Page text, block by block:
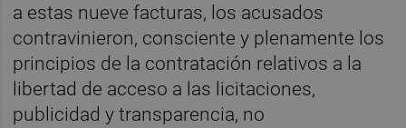
a estas nueve facturas, los acusados
contravinieron, consciente y plenamente los
principios de la contratación relativos a la
libertad de acceso a las licitaciones,
publicidad y transparencia, no